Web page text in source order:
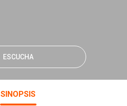
ESCUCHA
SINOPSIS